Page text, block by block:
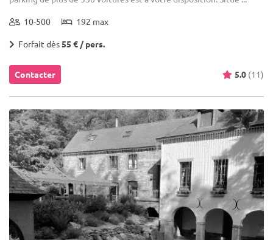
10-500 192 max
Forfait dès55 € / pers.
Contacter 5.0 (11)